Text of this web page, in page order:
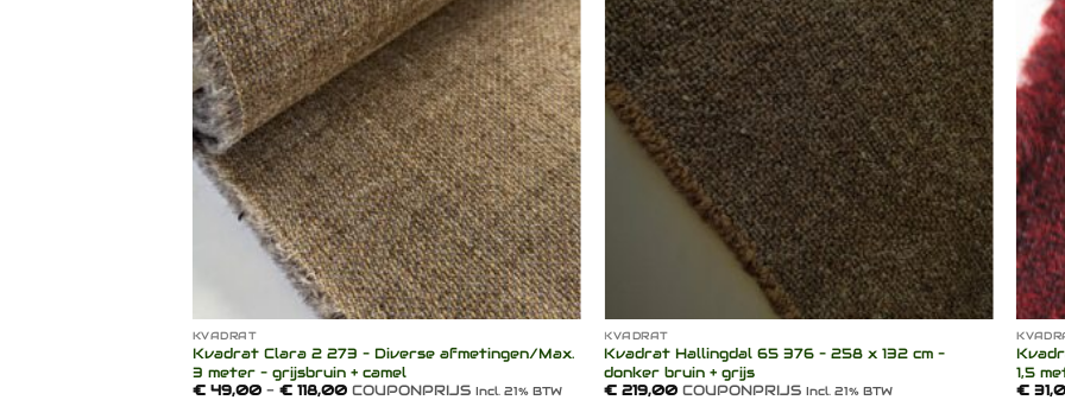
verlanglijst
KVADRAT
Kvadrat Clara 2 273 – Diverse afmetingen/Max.
3 meter – grijsbruin + camel
€49,00 - €118,00Prijsklasse:
COUPONPRIJS Incl. 21% BTW
verlanglijst
KVADRAT
Kvadrat Hallingdal 65 376 – 258 x 132 cm –
donker bruin + grijs
€ 219,00 COUPONPRIJSIncl. 21% BTW
1,5
€